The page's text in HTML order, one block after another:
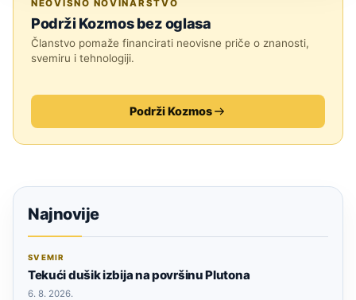
NEOVISNO NOVINARSTVO
Podrži Kozmos bez oglasa
Članstvo pomaže financirati neovisne priče o znanosti,
svemiru i tehnologiji.
Podrži Kozmos
Najnovije
SVEMIR
Tekući dušik izbija na površinu Plutona
6. 8. 2026.